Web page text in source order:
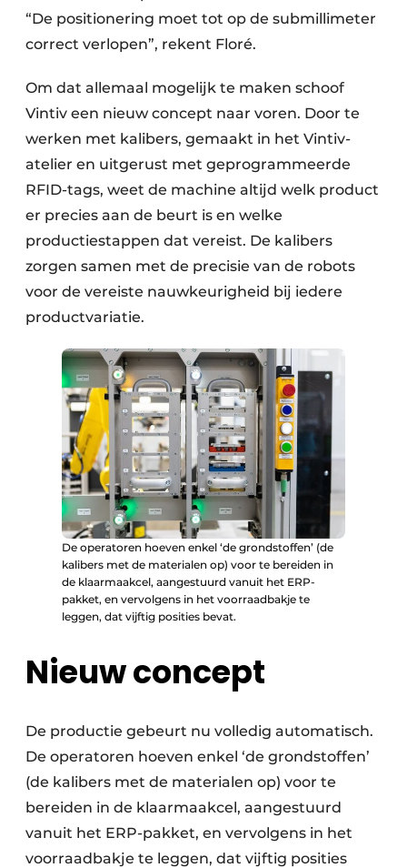
“De positionering moet tot op de submillimeter
correct verlopen”, rekent Floré.
Om dat allemaal mogelijk te maken schoof
Vintiv een nieuw concept naar voren. Door te
werken met kalibers, gemaakt in het Vintiv-
atelier en uitgerust met geprogrammeerde
RFID-tags, weet de machine altijd welk product
er precies aan de beurt is en welke
productiestappen dat vereist. De kalibers
zorgen samen met de precisie van de robots
voor de vereiste nauwkeurigheid bij iedere
productvariatie.
De operatoren hoeven enkel ‘de grondstoffen’ (de
kalibers met de materialen op) voor te bereiden in
de klaarmaakcel, aangestuurd vanuit het ERP-
pakket, en vervolgens in het voorraadbakje te
leggen, dat vijftig posities bevat.
Nieuw concept
De productie gebeurt nu volledig automatisch.
De operatoren hoeven enkel ‘de grondstoffen’
(de kalibers met de materialen op) voor te
bereiden in de klaarmaakcel, aangestuurd
vanuit het ERP-pakket, en vervolgens in het
voorraadbakje te leggen, dat vijftig posities